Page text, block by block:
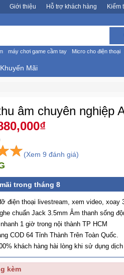
Giới thiệu Hỗ trợ khách hàng Kiểm
máy chơi game cầm tay Micro cho điện thoại
Khuyến Mãi
âm chuyên nghiệp
(Xem 9 đánh giá)
trong tháng 8
điện thoại livestream, xem video, xoay
chuẩn Jack 3.5mm Âm thanh sống
1 giờ trong nội thành TP HCM
COD 64 Tỉnh Thành Trên Toàn Quốc.
khách hàng hài lòng khi sử dụng
kèm